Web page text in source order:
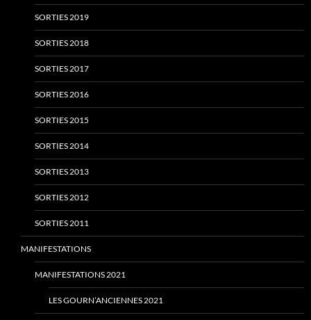
SORTIES 2019
SORTIES 2018
SORTIES 2017
SORTIES 2016
SORTIES 2015
SORTIES 2014
SORTIES 2013
SORTIES 2012
SORTIES 2011
MANIFESTATIONS
MANIFESTATIONS 2021
LES GOURN’ANCIENNES 2021